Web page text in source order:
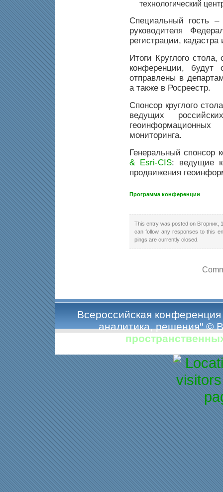
технологический
Специальный гость –
руководителя
регистрации,
Итоги Круглого
конференции,
отправлены в
а также в Росреестр.
Спонсор круглого
ведущих
мониторинга.
Генеральный спонсор
& Esri-CIS:
ведущие
продвижения
Программа конференции
This entry was posted on Вторник,
can follow any responses to this
pings are currently closed.
Всероссийская
аналитика, решения" ©